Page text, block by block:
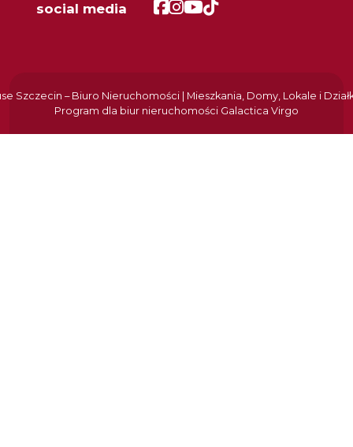
social media Facebook
Facebook
Facebook
Facebook
Szczecin – Biuro Nieruchomości | Mieszkania, Domy, Lokale i
Program dla biur nieruchomości Galactica Virgo